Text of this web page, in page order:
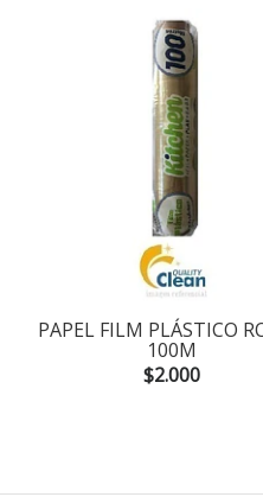
PAPEL FILM PLÁSTICO
100M
$2.000